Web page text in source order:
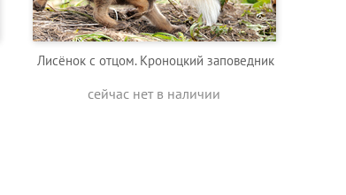
Лисёнок с отцом. Кроноцкий заповедник
сейчас нет в наличии